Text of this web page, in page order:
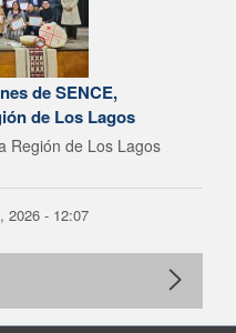
de SENCE,
de Los Lagos
Región de Los Lagos
2026 - 12:07